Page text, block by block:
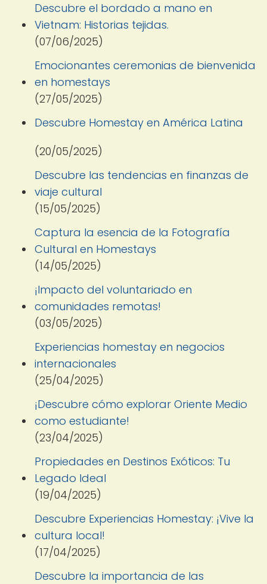
Descubre el bordado a mano en
Vietnam: Historias tejidas.
(07/06/2025)
Emocionantes ceremonias de bienvenida
en homestays
(27/05/2025)
Descubre Homestay en América Latina
(20/05/2025)
Descubre las tendencias en finanzas de
viaje cultural
(15/05/2025)
Captura la esencia de la Fotografía
Cultural en Homestays
(14/05/2025)
¡Impacto del voluntariado en
comunidades remotas!
(03/05/2025)
Experiencias homestay en negocios
internacionales
(25/04/2025)
¡Descubre cómo explorar Oriente Medio
como estudiante!
(23/04/2025)
Propiedades en Destinos Exóticos: Tu
Legado Ideal
(19/04/2025)
Descubre Experiencias Homestay: ¡Vive la
cultura local!
(17/04/2025)
Descubre la importancia de las